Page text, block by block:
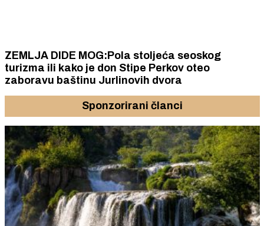
ZEMLJA DIDE MOG:Pola stoljeća seoskog
turizma ili kako je don Stipe Perkov oteo
zaboravu baštinu Jurlinovih dvora
Sponzorirani članci